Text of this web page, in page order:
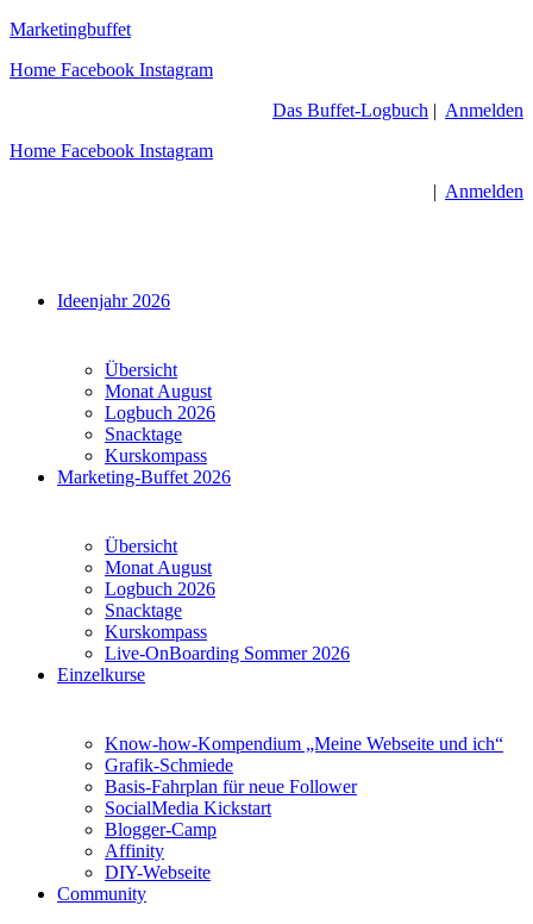
Zum
springen
Marketingbuffet
Home Facebook Instagram
Das Buffet-Logbuch | Anmelden
Home Facebook Instagram
| Anmelden
Menü Ideenjahr 2026
Übersicht
Monat August
Logbuch 2026
Snacktage
Kurskompass
Marketing-Buffet 2026
Übersicht
Monat August
Logbuch 2026
Snacktage
Kurskompass
Live-OnBoarding Sommer 2026
Einzelkurse
Know-how-Kompendium „Meine Webseite und ich“
Grafik-Schmiede
Basis-Fahrplan für neue Follower
SocialMedia Kickstart
Blogger-Camp
Affinity
DIY-Webseite
Community